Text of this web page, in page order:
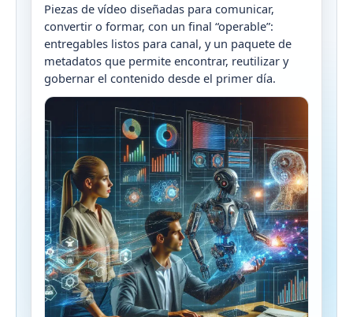
Piezas de vídeo diseñadas para comunicar,
convertir o formar, con un final “operable”:
entregables listos para canal, y un paquete de
metadatos que permite encontrar, reutilizar y
gobernar el contenido desde el primer día.